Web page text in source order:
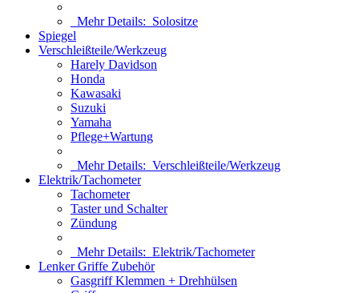
Mehr Details: Solositze
Spiegel
Verschleißteile/Werkzeug
Harely Davidson
Honda
Kawasaki
Suzuki
Yamaha
Pflege+Wartung
Mehr Details: Verschleißteile/Werkzeug
Elektrik/Tachometer
Tachometer
Taster und Schalter
Zündung
Mehr Details: Elektrik/Tachometer
Lenker Griffe Zubehör
Gasgriff Klemmen + Drehhülsen